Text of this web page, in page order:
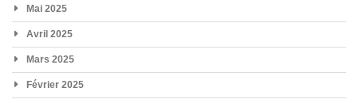
Mai 2025
Avril 2025
Mars 2025
Février 2025